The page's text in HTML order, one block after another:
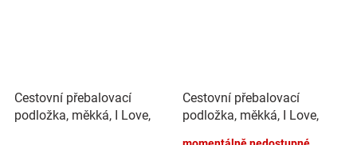
Cestovní přebalovací
podložka, měkká, I Love,
Cestovní přebalovací
podložka, měkká, I Love,